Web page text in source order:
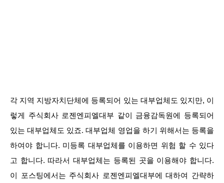
각 지역 지방자치단체에 등록되어 있는 대부업체도 있지만, 이
렇게 주식회사 로젠엔피엘대부 같이 금융감독원에 등록되어
있는 대부업체도 있죠. 대부업체 영업을 하기 위해서는 등록을
하여야 합니다. 미등록 대부업체를 이용하면 위험 할 수 있다
고 합니다. 따라서 대부업체는 등록된 곳을 이용해야 합니다.
이 포스팅에서는 주식회사 로젠엔피엘대부에 대하여 간략하